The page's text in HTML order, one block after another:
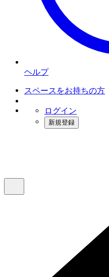
ヘルプ
スペースをお持ちの方
ログイン
新規登録